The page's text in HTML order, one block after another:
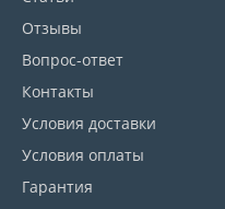
Отзывы
Вопрос-ответ
Контакты
Условия доставки
Условия оплаты
Гарантия